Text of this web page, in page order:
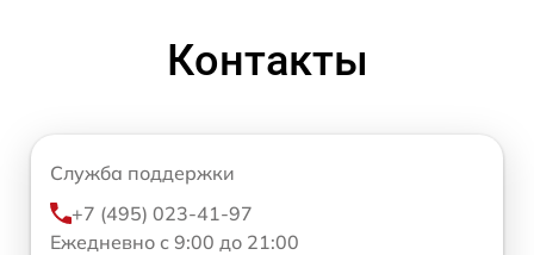
Контакты
Служба поддержки
+7 (495) 023-41-97
Ежедневно с 9:00 до 21:00